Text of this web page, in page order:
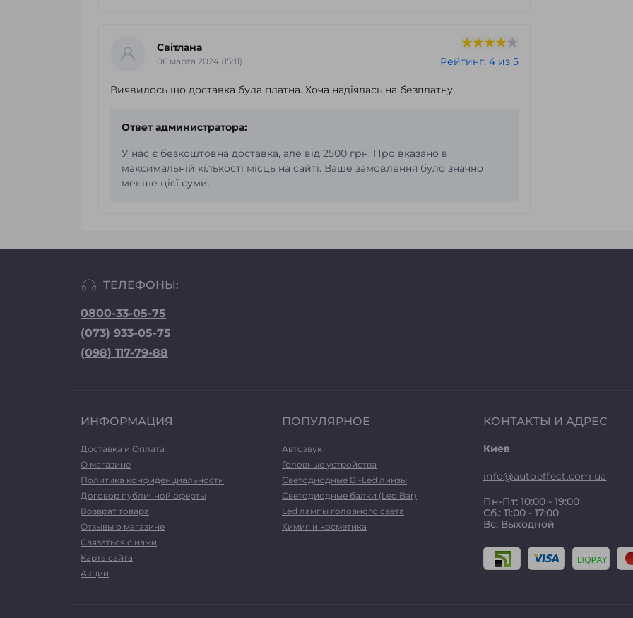
Світлана
06 марта 2024 (15:11) Рейтинг: 4 из 5
Виявилось що доставка була платна. Хоча надіялась на безплатну.
Ответ администратора:
У нас є безкоштовна доставка, але від 2500 грн. Про вказано в
максимальній кількості місць на сайті. Ваше замовлення було значно
менше цієї суми.
ТЕЛЕФОНЫ:
0800-33-05-75
(073) 933-05-75
(098) 117-79-88
ИНФОРМАЦИЯ
Доставка и Оплата
О магазине
Политика конфиденциальности
Договор публичной оферты
Возврат товара
Отзывы о магазине
Связаться с нами
Карта сайта
Акции
ПОПУЛЯРНОЕ
Автозвук
Головные устройства
Светодиодные Bi-Led линзы
Светодиодные балки (Led Bar)
Led лампы головного света
Химия и косметика
КОНТАКТЫ И АДРЕС
Киев
info@autoeffect.com.ua
Пн-Пт: 10:00 - 19:00
Сб.: 11:00 - 17:00
Вс: Выходной